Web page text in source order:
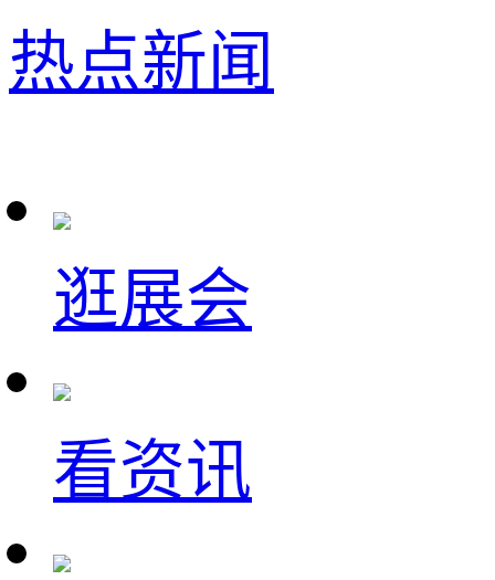
热点新闻
逛展会
看资讯